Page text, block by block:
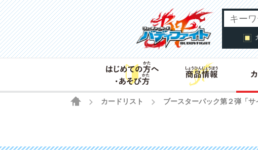
HOME
カードリスト ブースターパック第２弾「サ